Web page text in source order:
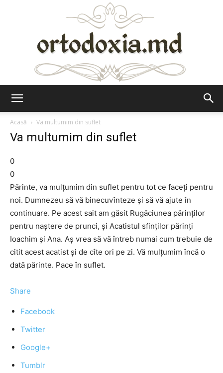
Acasă
Va multumim din suflet
Va multumim din suflet
0
0
Părinte, va mulțumim din suflet pentru tot ce faceți pentru
noi. Dumnezeu să vă binecuvînteze și să vă ajute în
continuare. Pe acest sait am găsit Rugăciunea părinților
pentru naștere de prunci, și Acatistul sfinților părinți
Ioachim și Ana. Aș vrea să vă întreb numai cum trebuie de
citit acest acatist și de cîte ori pe zi. Vă mulțumim încă o
dată părinte. Pace în suflet.
Share
Facebook
Twitter
Google+
Tumblr